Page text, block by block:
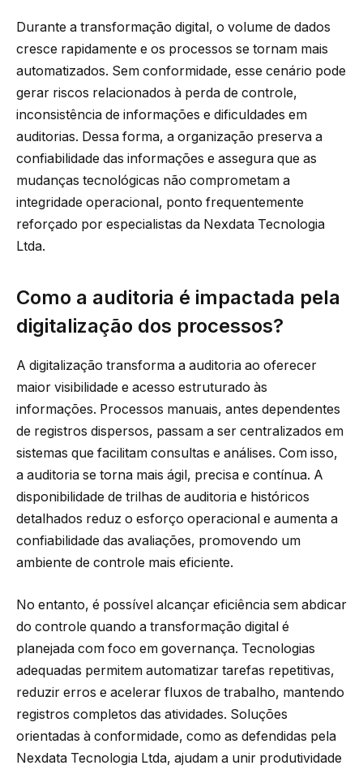
Durante a transformação digital, o volume de dados
cresce rapidamente e os processos se tornam mais
automatizados. Sem conformidade, esse cenário pode
gerar riscos relacionados à perda de controle,
inconsistência de informações e dificuldades em
auditorias. Dessa forma, a organização preserva a
confiabilidade das informações e assegura que as
mudanças tecnológicas não comprometam a
integridade operacional, ponto frequentemente
reforçado por especialistas da Nexdata Tecnologia
Ltda.
Como a auditoria é impactada pela
digitalização dos processos?
A digitalização transforma a auditoria ao oferecer
maior visibilidade e acesso estruturado às
informações. Processos manuais, antes dependentes
de registros dispersos, passam a ser centralizados em
sistemas que facilitam consultas e análises. Com isso,
a auditoria se torna mais ágil, precisa e contínua. A
disponibilidade de trilhas de auditoria e históricos
detalhados reduz o esforço operacional e aumenta a
confiabilidade das avaliações, promovendo um
ambiente de controle mais eficiente.
No entanto, é possível alcançar eficiência sem abdicar
do controle quando a transformação digital é
planejada com foco em governança. Tecnologias
adequadas permitem automatizar tarefas repetitivas,
reduzir erros e acelerar fluxos de trabalho, mantendo
registros completos das atividades. Soluções
orientadas à conformidade, como as defendidas pela
Nexdata Tecnologia Ltda, ajudam a unir produtividade